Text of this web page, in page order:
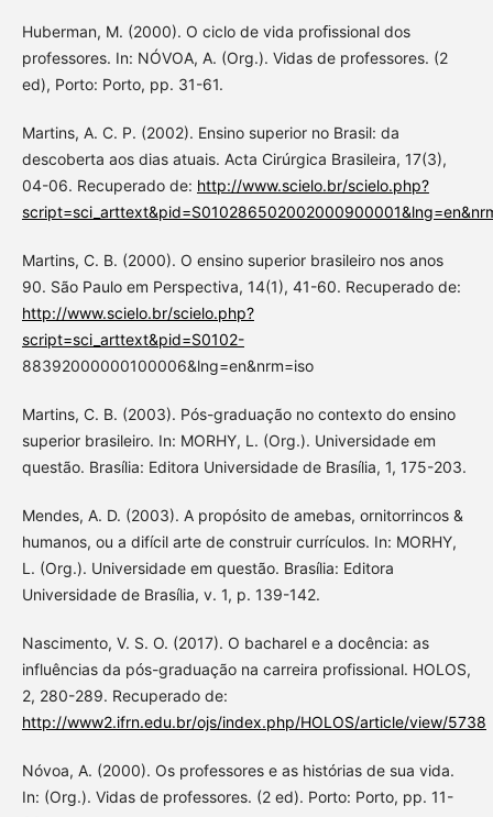
Huberman, M. (2000). O ciclo de vida proﬁssional dos
professores. In: NÓVOA, A. (Org.). Vidas de professores. (2
ed), Porto: Porto, pp. 31-61.
Martins, A. C. P. (2002). Ensino superior no Brasil: da
descoberta aos dias atuais. Acta Cirúrgica Brasileira, 17(3),
04-06. Recuperado de: http://www.scielo.br/scielo.php?
Martins, C. B. (2000). O ensino superior brasileiro nos anos
90. São Paulo em Perspectiva, 14(1), 41-60. Recuperado de:
http://www.scielo.br/scielo.php?
script=sci_arttext&pid=S0102-
88392000000100006&lng=en&nrm=iso
Martins, C. B. (2003). Pós-graduação no contexto do ensino
superior brasileiro. In: MORHY, L. (Org.). Universidade em
questão. Brasília: Editora Universidade de Brasília, 1, 175-203.
Mendes, A. D. (2003). A propósito de amebas, ornitorrincos &
humanos, ou a difícil arte de construir currículos. In: MORHY,
L. (Org.). Universidade em questão. Brasília: Editora
Universidade de Brasília, v. 1, p. 139-142.
Nascimento, V. S. O. (2017). O bacharel e a docência: as
influências da pós-graduação na carreira profissional. HOLOS,
2, 280-289. Recuperado de:
http://www2.ifrn.edu.br/ojs/index.php/HOLOS/article/view/5738
Nóvoa, A. (2000). Os professores e as histórias de sua vida.
In: (Org.). Vidas de professores. (2 ed). Porto: Porto, pp. 11-